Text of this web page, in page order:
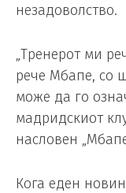
незадоволство.
„Тренерот ми
рече Мбапе, со
може да го
мадридскиот
насловен
Кога еден